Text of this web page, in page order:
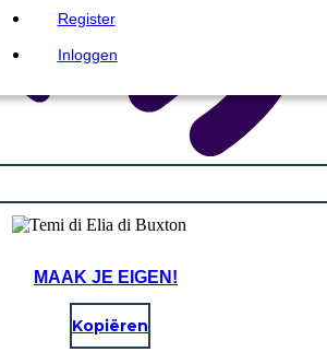
Register
Inloggen
MAAK JE EIGEN!
Kopiëren